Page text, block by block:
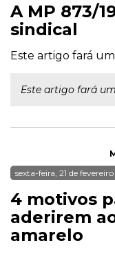
A MP 873/
sindical
Este artigo fará
Este artigo fará
sexta-feira, 21 de
4 motivos
aderirem
amarelo